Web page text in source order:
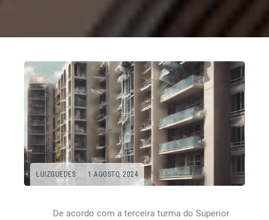
LUIZGUEDES 1 AGOSTO, 2024
De acordo com a terceira turma do Superior